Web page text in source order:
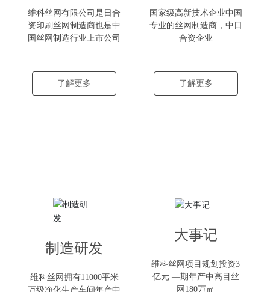
维科丝网有限公司是日合
资印刷丝网制造商也是中
国丝网制造行业上市公司
了解更多
国家级高新技术企业中国
专业的丝网制造商，中日
合资企业
了解更多
制造研发
维科丝网拥有11000平米
万级净化生产车间年产中
大事记
维科丝网项目规划投资3
亿元 —期年产中高目丝
网180万㎡